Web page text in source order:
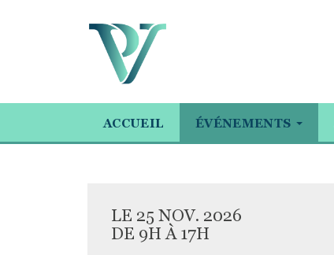
ACCUEIL ÉVÉNEMENTS
LE 25 NOV. 2026
DE 9H À 17H